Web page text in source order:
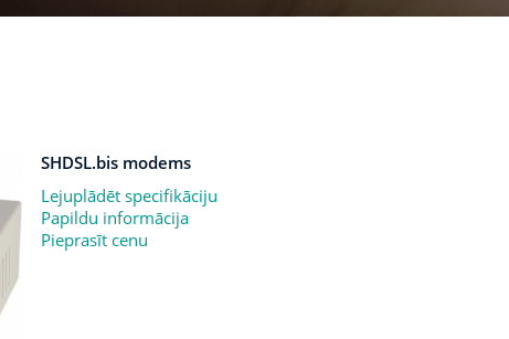
SHDSL.bis modems
Lejuplādēt specifikāciju
Papildu informācija
Pieprasīt cenu